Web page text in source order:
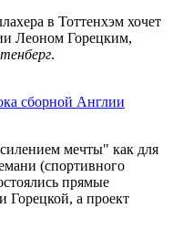
в Тоттенхэм хочет
Леоном Горецким,
.
сборной Англии
мечты" как для
(спортивного
прямые
Горецкой, а проект